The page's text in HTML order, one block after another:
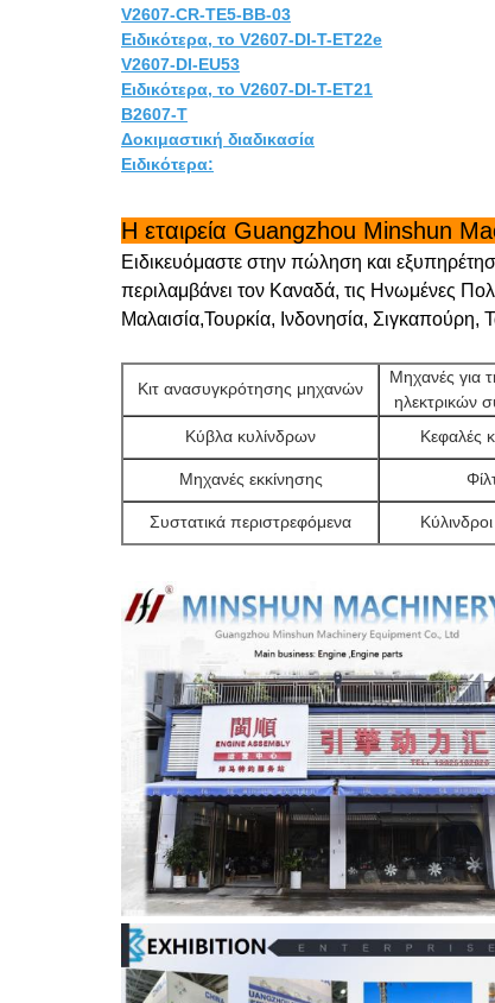
V2607-CR-TE5-BB-03
Ειδικότερα, το V2607-DI-T-ET22e
V2607-DI-EU53
Ειδικότερα, το V2607-DI-T-ET21
Β2607-Τ
Δοκιμαστική διαδικασία
Ειδικότερα:
Η εταιρεία Guangzhou Minshun
Ειδικευόμαστε στην πώληση και
περιλαμβάνει τον Καναδά, τις Ηνωμένες
Μαλαισία,Τουρκία, Ινδονησία, Σιγκαπούρη,
Κιτ ανασυγκρότησης μηχανών
Μηχανές για
ηλεκτρικών
Κύβλα κυλίνδρων Κεφαλές
Μηχανές εκκίνησης
Συστατικά περιστρεφόμενα